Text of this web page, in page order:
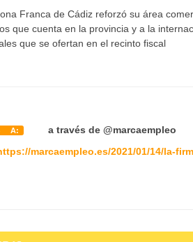
Franca de Cádiz reforzó su área
que cuenta en la provincia y a la
que se ofertan en el recinto fiscal
A: a través de@marcaempleo
marcaempleo.es/2021/01/14/la-